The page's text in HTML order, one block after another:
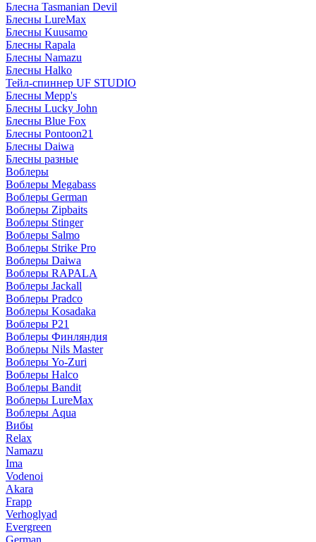
Блесна Tasmanian Devil
Блесны LureMax
Блесны Kuusamo
Блесны Rapala
Блесны Namazu
Блесны Halko
Тейл-спиннер UF STUDIO
Блесны Mepp's
Блесны Lucky John
Блесны Blue Fox
Блесны Pontoon21
Блесны Daiwa
Блесны разные
Воблеры
Воблеры Megabass
Воблеры German
Воблеры Zipbaits
Воблеры Stinger
Воблеры Salmo
Воблеры Strike Pro
Воблеры Daiwa
Воблеры RAPALA
Воблеры Jackall
Воблеры Pradco
Воблеры Kosadaka
Воблеры P21
Воблеры Финляндия
Воблеры Nils Master
Воблеры Yo-Zuri
Воблеры Halco
Воблеры Bandit
Воблеры LureMax
Воблеры Aqua
Вибы
Relax
Namazu
Ima
Vodenoi
Akara
Frapp
Verhoglyad
Evergreen
German